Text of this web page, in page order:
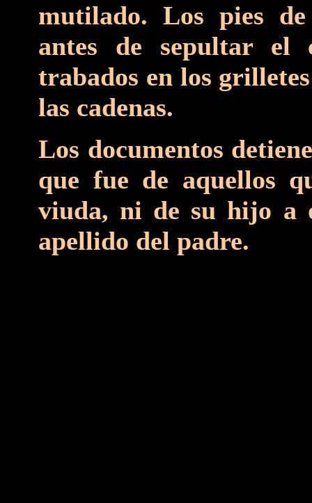
mutilado. Los pies
antes de sepultar el
trabados en los
las cadenas.
Los documentos
que fue de aquellos
viuda, ni de su hijo a
apellido del padre.